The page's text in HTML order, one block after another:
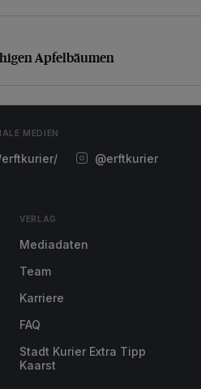
Apfelbäumen
Apfelbäumen
MEDIEN
@erftkurier
VERLAG
Mediadaten
Team
Karriere
FAQ
Stadt Kurier Extra Tipp
Kaarst